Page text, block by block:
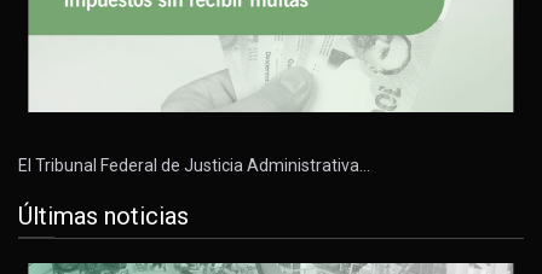
El Tribunal Federal de Justicia Administrativa…
Últimas noticias